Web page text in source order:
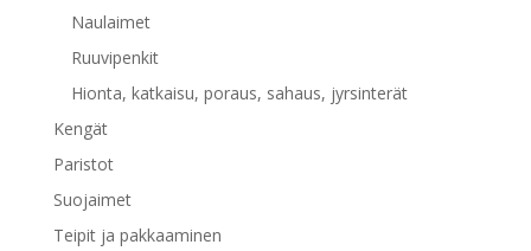
Naulaimet
Ruuvipenkit
Hionta, katkaisu, poraus, sahaus, jyrsinterät
Kengät
Paristot
Suojaimet
Teipit ja pakkaaminen